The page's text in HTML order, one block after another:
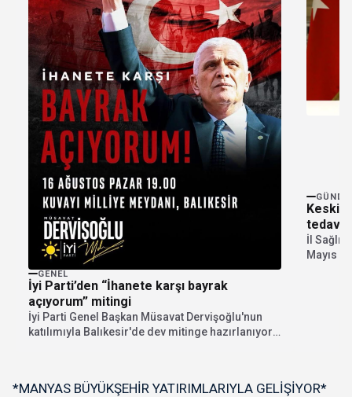
GENEL
İyi Parti’den “İhanete karşı bayrak
açıyorum” mitingi
İyi Parti Genel Başkan Müsavat Dervişoğlu'nun
katılımıyla Balıkesir'de dev mitinge hazırlanıyor.
tedavi
İl
Mayıs
*MANYAS BÜYÜKŞEHİR YATIRIMLARIYLA GELİŞİYOR*